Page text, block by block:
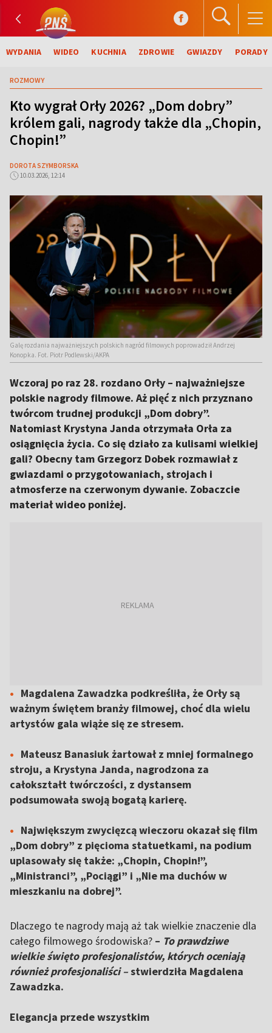
WYDANIA WIDEO KUCHNIA ZDROWIE GWIAZDY PORADY
ROZMOWY
Kto wygrał Orły 2026? „Dom dobry”
królem gali, nagrody także dla „Chopin,
Chopin!”
DOROTA SZYMBORSKA
10.03.2026, 12:14
Galę rozdania najważniejszych polskich nagród filmowych poprowadził Andrzej
Konopka. Fot. Piotr Podlewski/AKPA
Wczoraj po raz 28. rozdano Orły – najważniejsze
polskie nagrody filmowe. Aż pięć z nich przyznano
twórcom trudnej produkcji „Dom dobry”.
Natomiast Krystyna Janda otrzymała Orła za
osiągnięcia życia. Co się działo za kulisami wielkiej
gali? Obecny tam Grzegorz Dobek rozmawiał z
gwiazdami o przygotowaniach, strojach i
atmosferze na czerwonym dywanie. Zobaczcie
materiał wideo poniżej.
Magdalena Zawadzka podkreśliła, że Orły są
ważnym świętem branży filmowej, choć dla wielu
artystów gala wiąże się ze stresem.
Mateusz Banasiuk żartował z mniej formalnego
stroju, a Krystyna Janda, nagrodzona za
całokształt twórczości, z dystansem
podsumowała swoją bogatą karierę.
Największym zwycięzcą wieczoru okazał się film
„Dom dobry” z pięcioma statuetkami, na podium
uplasowały się także: „Chopin, Chopin!”,
„Ministranci”, „Pociągi” i „Nie ma duchów w
mieszkaniu na dobrej”.
Dlaczego te nagrody mają aż tak wielkie znaczenie dla
całego filmowego środowiska? – To prawdziwe
wielkie święto profesjonalistów, których oceniają
również profesjonaliści –stwierdziła Magdalena
Zawadzka.
Elegancja przede wszystkim